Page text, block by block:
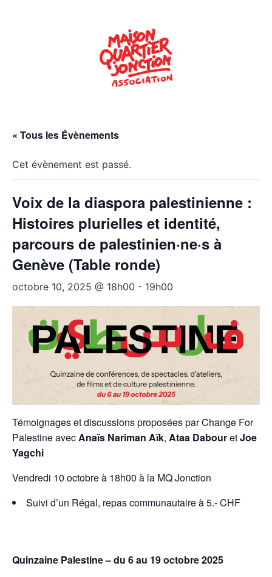
« Tous les Évènements
Cet évènement est passé.
Voix de la diaspora palestinienne :
Histoires plurielles et identité,
parcours de palestinien·ne·s à
Genève (Table ronde)
octobre 10, 2025 @ 18h00 - 19h00
Témoignages et discussions proposées par Change For
Palestine avecAnaïs Nariman Aïk, Ataa DabouretJoe
Yagchi
Vendredi 10 octobre à 18h00 à la MQ Jonction
Suivi d’un Régal, repas communautaire à 5.- CHF
Quinzaine Palestine – du 6 au 19 octobre 2025